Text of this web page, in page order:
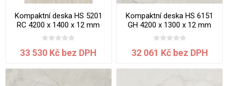
Kompaktní deska HS 5201
RC 4200 x 1400 x 12 mm
jádro krémové Travertin
Tivoli
33 530 Kč bez DPH
Kompaktní deska HS 6151
GH 4200 x 1300 x 12 mm
Mramor Lasa jádro béžové
32 061 Kč bez DPH